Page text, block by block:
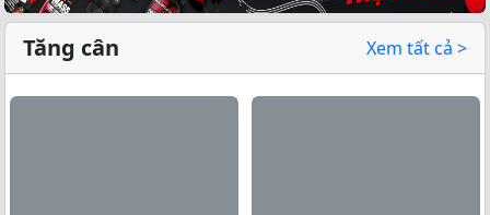
Tăng cân Xem tất cả >